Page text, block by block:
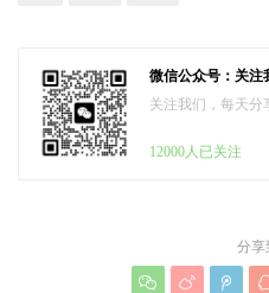
微信公众号：关注
关注我们，每天分
12000人已关注
分享
  